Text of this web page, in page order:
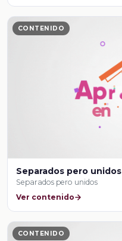
CONTENIDO
Separados pero unidos
Separados pero unidos
Ver contenido
CONTENIDO